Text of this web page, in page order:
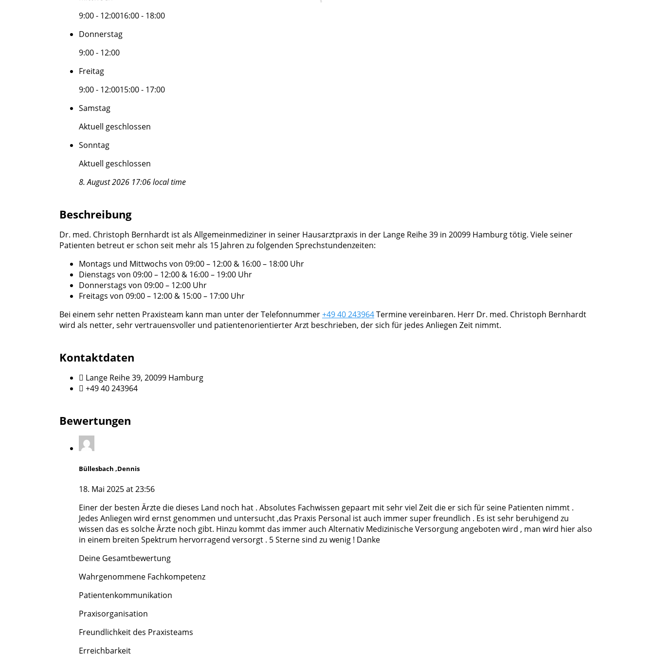
9:00 - 12:0016:00 - 18:00
Donnerstag
9:00 - 12:00
Freitag
9:00 - 12:0015:00 - 17:00
Samstag
Aktuell geschlossen
Sonntag
Aktuell geschlossen
8. August 2026 17:06 local time
Beschreibung
Dr. med. Christoph Bernhardt ist als Allgemeinmediziner in seiner Hausarztpraxis in der Lange Reihe 39 in 20099 Hamburg tötig. Viele seiner
Patienten betreut er schon seit mehr als 15 Jahren zu folgenden Sprechstundenzeiten:
Montags und Mittwochs von 09:00 – 12:00 & 16:00 – 18:00 Uhr
Dienstags von 09:00 – 12:00 & 16:00 – 19:00 Uhr
Donnerstags von 09:00 – 12:00 Uhr
Freitags von 09:00 – 12:00 & 15:00 – 17:00 Uhr
Bei einem sehr netten Praxisteam kann man unter der Telefonnummer+49 40 243964Termine vereinbaren. Herr Dr. med. Christoph Bernhardt
wird als netter, sehr vertrauensvoller und patientenorientierter Arzt beschrieben, der sich für jedes Anliegen Zeit nimmt.
Kontaktdaten
Lange Reihe 39, 20099 Hamburg
+49 40 243964
Bewertungen
Büllesbach ,Dennis
18. Mai 2025 at 23:56
Einer der besten Ärzte die dieses Land noch hat . Absolutes Fachwissen gepaart mit sehr viel Zeit die er sich für seine Patienten nimmt .
Jedes Anliegen wird ernst genommen und untersucht ,das Praxis Personal ist auch immer super freundlich . Es ist sehr beruhigend zu
wissen das es solche Ärzte noch gibt. Hinzu kommt das immer auch Alternativ Medizinische Versorgung angeboten wird , man wird hier also
in einem breiten Spektrum hervorragend versorgt . 5 Sterne sind zu wenig ! Danke
Deine Gesamtbewertung
Wahrgenommene Fachkompetenz
Patientenkommunikation
Praxisorganisation
Freundlichkeit des Praxisteams
Erreichbarkeit